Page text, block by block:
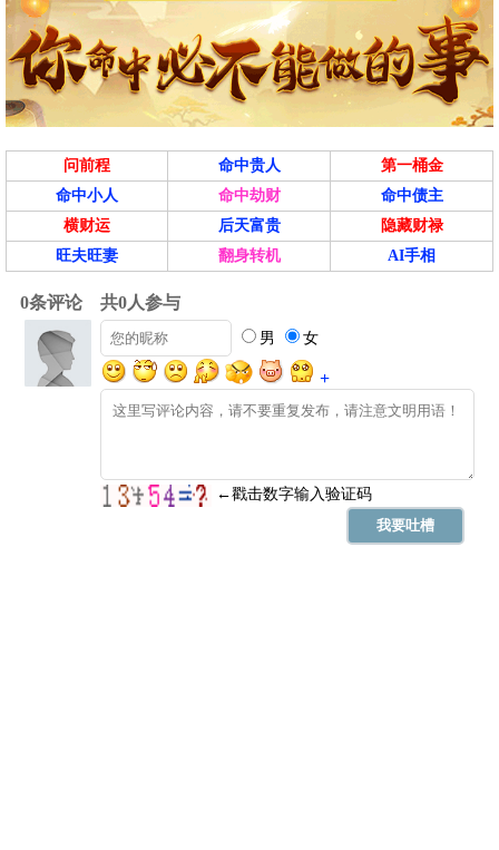
问前程 命中贵人
第一桶金
命中小人
命中劫财
命中债主
横财运
后天富贵
隐藏财禄
旺夫旺妻
翻身转机 AI手相